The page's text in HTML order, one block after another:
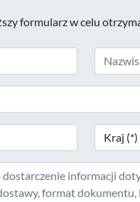
formularz w celu